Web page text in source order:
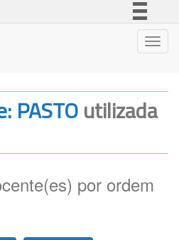
Legislação
PASTOutilizada
por ordem